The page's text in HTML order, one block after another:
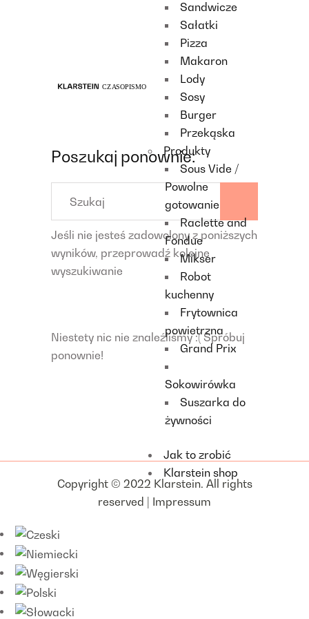
Sandwicze
Sałatki
Pizza
Makaron
Lody
Sosy
Burger
Przekąska
Produkty
Sous Vide /
Powolne
gotowanie
Raclette and
Fondue
Mikser
Robot
kuchenny
Frytownica
powietrzna
Grand Prix
Sokowirówka
Suszarka do
żywności
Jak to zrobić
Klarstein shop
Poszukaj ponownie:
Search
Jeśli nie jesteś zadowolony z poniższych
wyników, przeprowadź kolejne
wyszukiwanie
Niestety nic nie znaleźliśmy :( Spróbuj
ponownie!
Copyright © 2022 Klarstein. All rights
reserved | Impressum